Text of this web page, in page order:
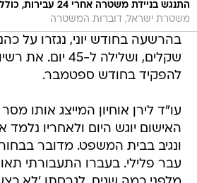
התנגש בניידת משטרה אחרי 24 עבירות, כולל תאונת דרכים
משטרת ישראל, דוברות המשטרה
שקלים, ושלילה ל-
להפקיד בחודש ספטמבר.
עו"ד לירן אוחיון המייצג אותו
האישום יוגש היום ולאחריו
ונגיב בבית המשפט. מדובר
עבר פלילי. בעברו התעבורתי